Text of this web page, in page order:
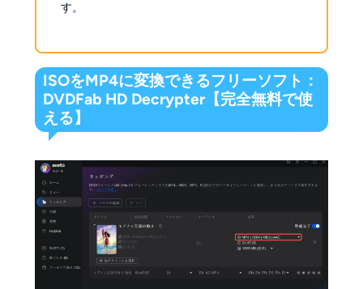
す。
ISOをMP4に変換できるフリーソフト：
DVDFab HD Decrypter【完全無料で使
える】